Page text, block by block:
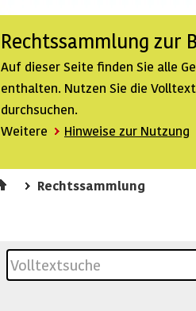
Rechtssammlung
Auf dieser Seite finden Sie alle
enthalten. Nutzen Sie die
durchsuchen.
Weitere
Hinweise zur Nutzung
Rechtssammlung